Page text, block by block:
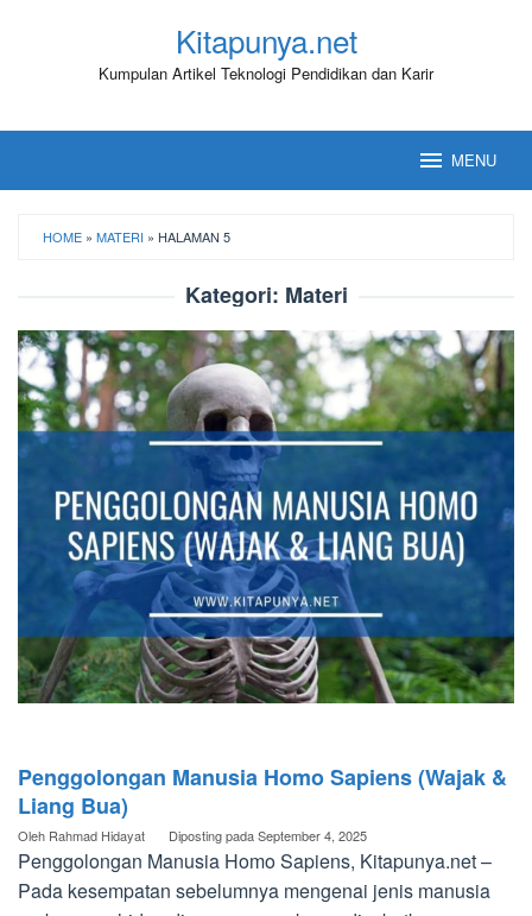
Kitapunya.net
Kumpulan Artikel Teknologi Pendidikan dan Karir
MENU
HOME » MATERI » HALAMAN 5
Kategori: Materi
Penggolongan Manusia Homo Sapiens (Wajak &
Liang Bua)
Oleh Rahmad Hidayat Diposting padaSeptember 4, 2025
Penggolongan Manusia Homo Sapiens, Kitapunya.net –
Pada kesempatan sebelumnya mengenai jenis manusia